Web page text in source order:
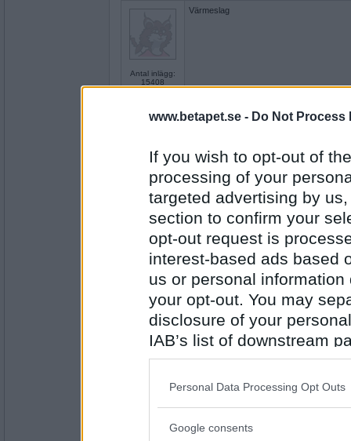
www.betapet.se - Do Not Process
If you wish to opt-out of
processing of your
targeted advertising by
section to confirm your
opt-out request is
interest-based ads based
us or personal
your opt-out. You may
disclosure of your
IAB’s list of downstream
also be disclosed by us
Downstream Participants
Please note that this
Personal Data Processing Opt Outs
Google consents
Antal inlägg:
15408
Värmeslag
5144
Antal inlägg: 37
Ragata
Prärieklocka